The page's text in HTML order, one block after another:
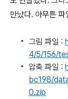
만났다. 아무튼
그림 파일 :
4/5/156/
압축 파일 :
bc198/
0.zip